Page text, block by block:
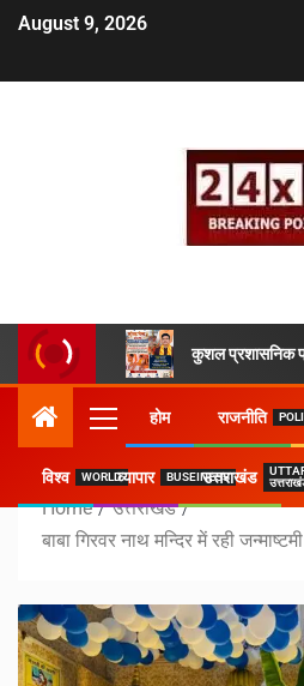
August 9, 2026
कुशल प्रशासनिक
होम राजनीति
विश्व WORLDव्यापार BUSEINESSउत्तराखंड
Home
उत्तराखंड
बाबा गिरवर नाथ मन्दिर में रही